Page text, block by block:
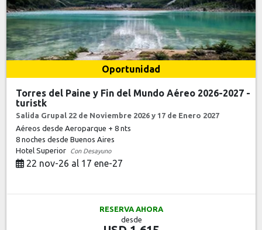
Oportunidad
Torres del Paine y Fin del Mundo Aéreo 2026-2027 -
turistk
Salida Grupal 22 de Noviembre 2026 y 17 de Enero 2027
Aéreos desde Aeroparque + 8 nts
8 nochesdesde Buenos Aires
Hotel Superior
Con Desayuno
22 nov-26 al 17 ene-27
RESERVA AHORA
desde